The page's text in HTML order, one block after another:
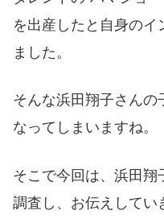
を出産したと自身の
ました。
そんな浜田翔子さん
なってしまいますね。
そこで今回は、浜田
調査し、お伝えしてい